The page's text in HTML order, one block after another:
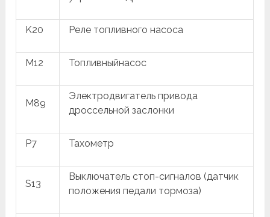
K20 Реле топливного насоса
M12 Топливныйнасос
M89
Электродвигатель привода
дроссельной заслонки
P7 Тахометр
S13
Выключатель стоп-сигналов (датчик
положения педали тормоза)